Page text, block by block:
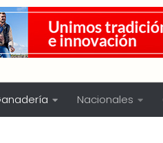
Nacionales